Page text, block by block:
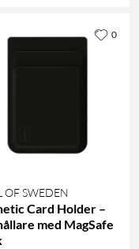
OF SWEDEN
Card Holder –
med MagSafe
0